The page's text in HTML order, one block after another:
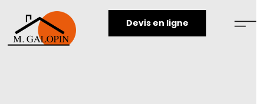
Devis en ligne